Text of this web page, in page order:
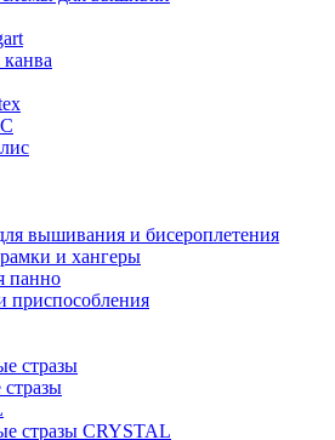
канва
вышивания и бисероплетения
и хангеры
панно
приспособления
стразы
стразы CRYSTAL